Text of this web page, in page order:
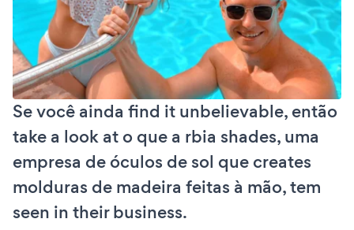
Se você ainda find it unbelievable, então
take a look at o que a rbia shades, uma
empresa de óculos de sol que creates
molduras de madeira feitas à mão, tem
seen in their business.